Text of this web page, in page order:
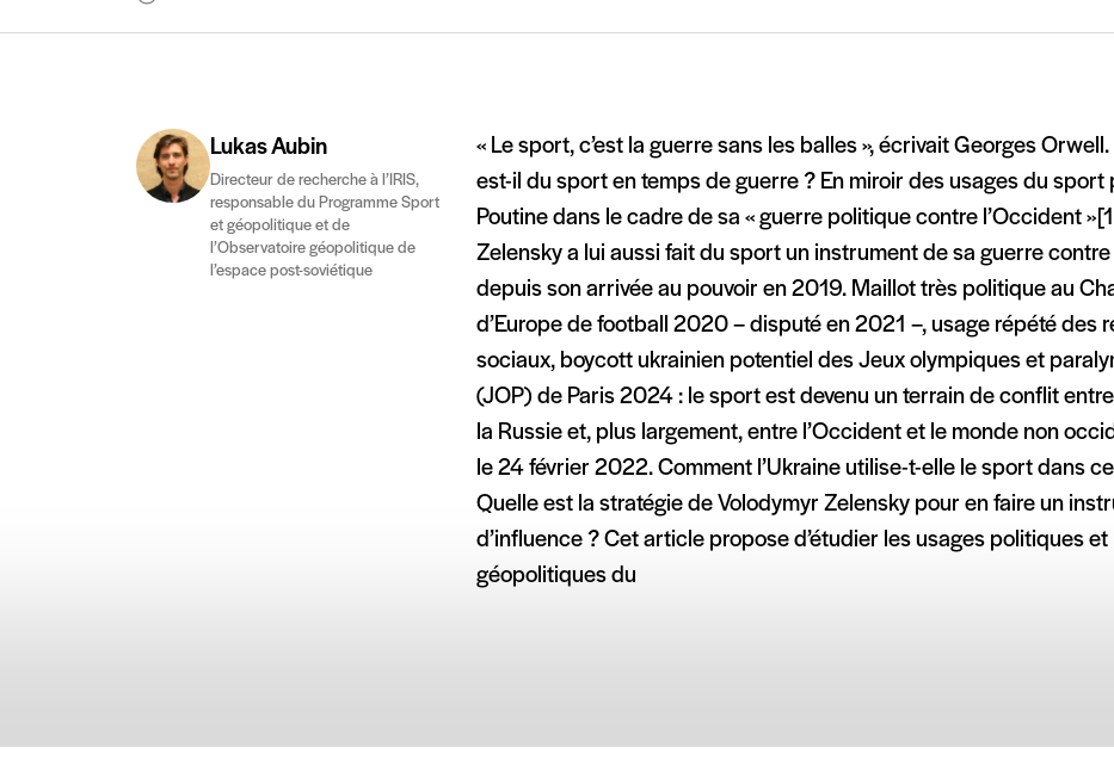
Lukas Aubin
Directeur de recherche à l’IRIS,
responsable du Programme Sport
et géopolitique et de
l’Observatoire géopolitique de
l’espace post-soviétique
« Le sport, c’est la guerre sans les balles », écrivait Georges Orwell.
est-il du sport en temps de guerre ? En miroir des usages du sport
Poutine dans le cadre de sa « guerre politique contre l’Occident »
Zelensky a lui aussi fait du sport un instrument de sa guerre contre
depuis son arrivée au pouvoir en 2019. Maillot très politique au
d’Europe de football 2020 – disputé en 2021 –, usage répété des
sociaux, boycott ukrainien potentiel des Jeux olympiques et
(JOP) de Paris 2024 : le sport est devenu un terrain de conflit entre
la Russie et, plus largement, entre l’Occident et le monde non
le 24 février 2022. Comment l’Ukraine utilise-t-elle le sport dans
Quelle est la stratégie de Volodymyr Zelensky pour en faire un
d’influence ? Cet article propose d’étudier les usages politiques et
géopolitiques du